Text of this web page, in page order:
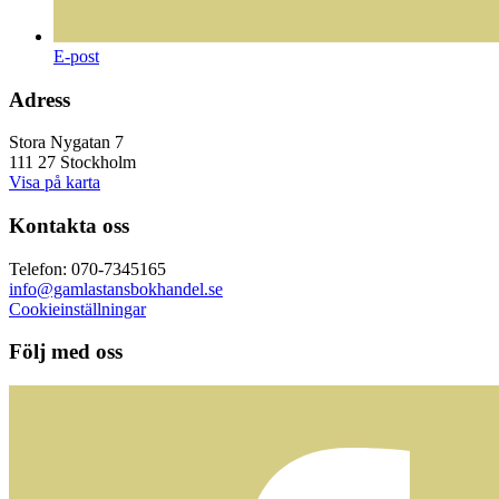
E-post
Adress
Stora Nygatan 7
111 27 Stockholm
Visa på karta
Kontakta oss
Telefon: 070-7345165
info@gamlastansbokhandel.se
Cookieinställningar
Följ med oss